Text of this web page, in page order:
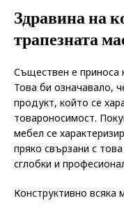
Здравина на
трапезната
Съществен е приноса
Това би означавало,
продукт, който се
товароносимост.
мебел се
пряко свързани с
сглобки и
Конструктивно всяка